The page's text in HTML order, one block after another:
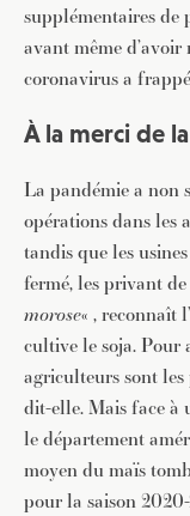
supplémentaires de
avant même
coronavirus a
À la merci de
La pandémie a non
opérations dans les
tandis que les
fermé, les privant
morose« , reconnaît
cultive le soja. Pour
agriculteurs sont les
dit-elle. Mais face à
le département
moyen du maïs
pour la saison